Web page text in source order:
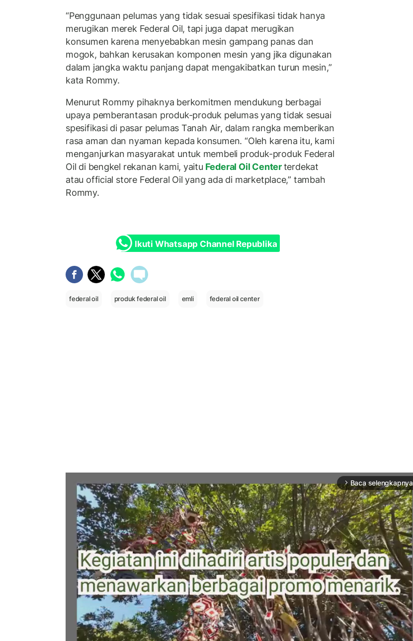
“Penggunaan pelumas yang tidak sesuai spesifikasi tidak hanya
merugikan merek Federal Oil, tapi juga dapat merugikan
konsumen karena menyebabkan mesin gampang panas dan
mogok, bahkan kerusakan komponen mesin yang jika digunakan
dalam jangka waktu panjang dapat mengakibatkan turun mesin,”
kata Rommy.
Menurut Rommy pihaknya berkomitmen mendukung berbagai
upaya pemberantasan produk-produk pelumas yang tidak sesuai
spesifikasi di pasar pelumas Tanah Air, dalam rangka memberikan
rasa aman dan nyaman kepada konsumen. “Oleh karena itu, kami
menganjurkan masyarakat untuk membeli produk-produk Federal
Oil di bengkel rekanan kami, yaitu Federal Oil Centerterdekat
atau official store Federal Oil yang ada di marketplace,” tambah
Rommy.
Ikuti Whatsapp Channel Republika
federal oil produk federal oil emli federal oil center
arrow_forward_ios Baca selengkapnya